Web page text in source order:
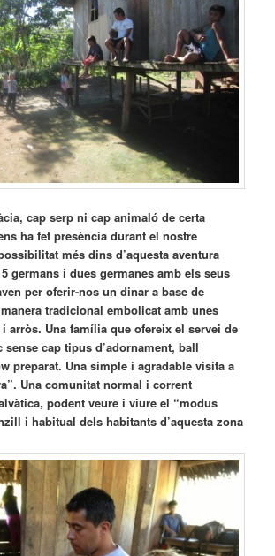
cap serp ni cap animaló de certa
ha fet presència durant el nostre
més dins d’aquesta aventura
germans i dues germanes amb els seus
per oferir-nos un dinar a base de
tradicional embolicat amb unes
arròs. Una família que ofereix el servei de
cap tipus d’adornament, ball
preparat. Una simple i agradable visita a
Una comunitat normal i corrent
podent veure i viure el “modus
i habitual dels habitants d’aquesta zona